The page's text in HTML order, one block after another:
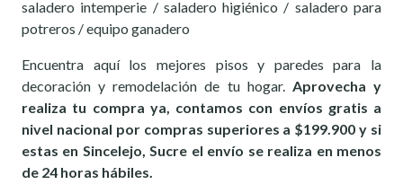
saladero intemperie / saladero higiénico / saladero para
potreros / equipo ganadero
Encuentra aquí los mejores pisos y paredes para la
decoración y remodelación de tu hogar. Aprovecha y
realiza tu compra ya, contamos con envíos gratis a
nivel nacional por compras superiores a $199.900 y si
estas en Sincelejo, Sucre el envío se realiza en menos
de 24 horas hábiles.